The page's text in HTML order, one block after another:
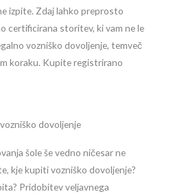
izpite. Zdaj lahko preprosto
certificirana storitev, ki vam ne le
vozniško dovoljenje, temveč
koraku. Kupite registrirano
dovoljenje
šole še vedno ničesar ne
kje kupiti vozniško dovoljenje?
Pridobitev veljavnega